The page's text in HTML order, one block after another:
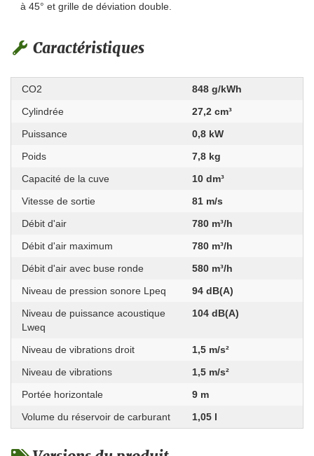
à 45° et grille de déviation double.
Caractéristiques
CO2
848 g/kWh
Cylindrée
27,2 cm³
Puissance
0,8 kW
Poids
7,8 kg
Capacité de la cuve
10 dm³
Vitesse de sortie
81 m/s
Débit d'air
780 m³/h
Débit d'air maximum
780 m³/h
Débit d'air avec buse ronde
580 m³/h
Niveau de pression sonore Lpeq
94 dB(A)
Niveau de puissance acoustique
Lweq
104 dB(A)
Niveau de vibrations droit
1,5 m/s²
Niveau de vibrations
1,5 m/s²
Portée horizontale
9 m
Volume du réservoir de carburant
1,05 l